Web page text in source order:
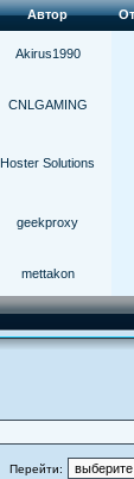
Автор
Akirus1990
CNLGAMING
Hoster Solutions
geekproxy
mettakon
Перейти: